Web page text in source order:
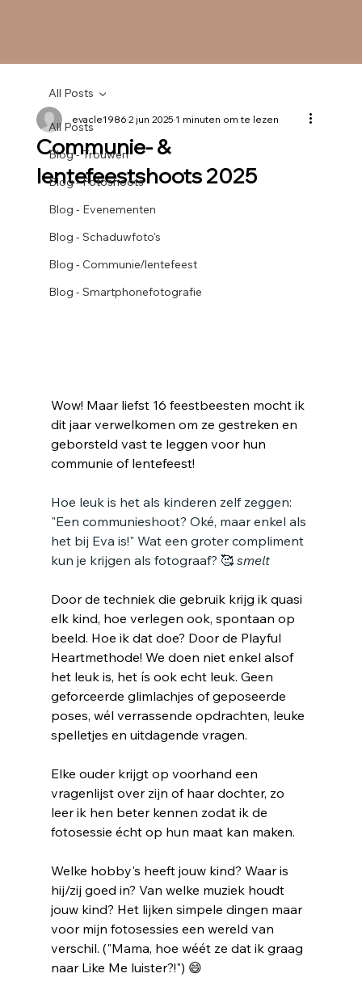
All Posts
Blog - Trouwen
Blog - Fotoshoots
Blog - Evenementen
Blog - Schaduwfoto's
Blog - Communie/lentefeest
Blog - Smartphonefotografie
All Posts
Communie- &
lentefeestshoots 2025
evacle19862 jun 20251 minuten om te lezen
Wow! Maar liefst 16 feestbeesten mocht ik
dit jaar verwelkomen om ze gestreken en
geborsteld vast te leggen voor hun
communie of lentefeest!
Hoe leuk is het als kinderen zelf zeggen:
"Een communieshoot? Oké, maar enkel als
het bij Eva is!" Wat een groter compliment
kun je krijgen als fotograaf? 🥰 smelt
Door de techniek die gebruik krijg ik quasi
elk kind, hoe verlegen ook, spontaan op
beeld. Hoe ik dat doe? Door de Playful
Heartmethode! We doen niet enkel alsof
het leuk is, het ís ook echt leuk. Geen
geforceerde glimlachjes of geposeerde
poses, wél verrassende opdrachten, leuke
spelletjes en uitdagende vragen.
Elke ouder krijgt op voorhand een
vragenlijst over zijn of haar dochter, zo
leer ik hen beter kennen zodat ik de
fotosessie écht op hun maat kan maken.
Welke hobby's heeft jouw kind? Waar is
hij/zij goed in? Van welke muziek houdt
jouw kind? Het lijken simpele dingen maar
voor mijn fotosessies een wereld van
verschil. ("Mama, hoe wéét ze dat ik graag
naar Like Me luister?!") 😄